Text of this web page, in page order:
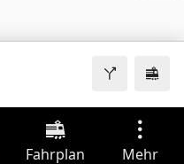
Fahrplan Mehr